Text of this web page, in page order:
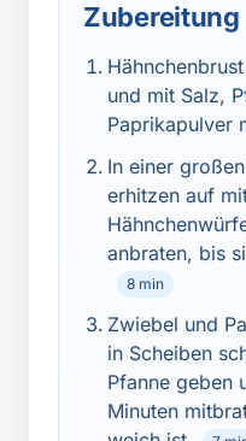
Zubereitung
und mit Salz,
Paprikapulver
In einer
erhitzen auf
anbraten, bis
8 min
Zwiebel und
in Scheiben
Pfanne geben
Minuten